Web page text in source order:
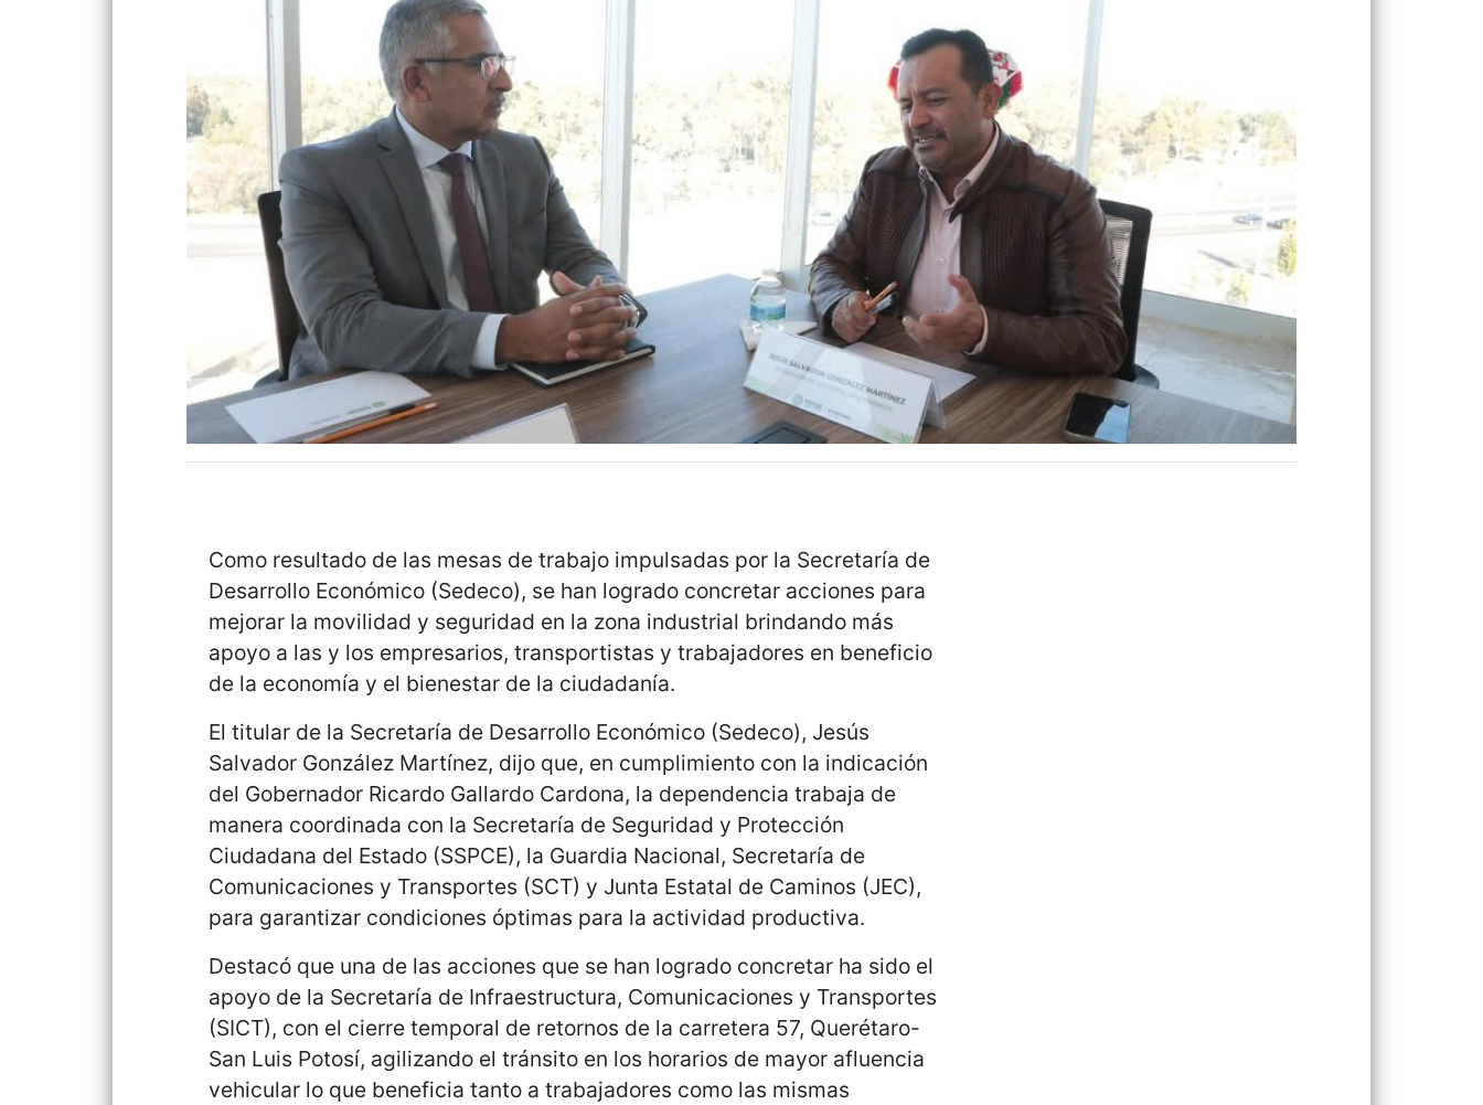
Como resultado de las mesas de trabajo impulsadas por la Secretaría de
Desarrollo Económico (Sedeco), se han logrado concretar acciones para
mejorar la movilidad y seguridad en la zona industrial brindando más
apoyo a las y los empresarios, transportistas y trabajadores en beneficio
de la economía y el bienestar de la ciudadanía.
El titular de la Secretaría de Desarrollo Económico (Sedeco), Jesús
Salvador González Martínez, dijo que, en cumplimiento con la indicación
del Gobernador Ricardo Gallardo Cardona, la dependencia trabaja de
manera coordinada con la Secretaría de Seguridad y Protección
Ciudadana del Estado (SSPCE), la Guardia Nacional, Secretaría de
Comunicaciones y Transportes (SCT) y Junta Estatal de Caminos (JEC),
para garantizar condiciones óptimas para la actividad productiva.
Destacó que una de las acciones que se han logrado concretar ha sido el
apoyo de la Secretaría de Infraestructura, Comunicaciones y Transportes
(SICT), con el cierre temporal de retornos de la carretera 57, Querétaro-
San Luis Potosí, agilizando el tránsito en los horarios de mayor afluencia
vehicular lo que beneficia tanto a trabajadores como las mismas